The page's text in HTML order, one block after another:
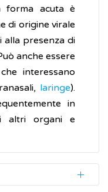
forma acuta è
di origine virale
alla presenza di
anche essere
interessano
laringe).
in
altri organi e